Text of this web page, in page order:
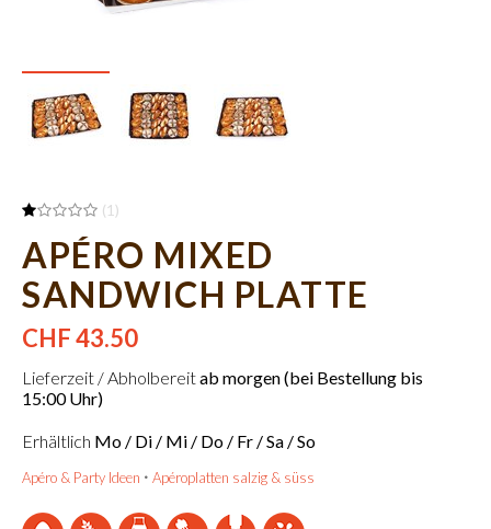
(1)
APÉRO MIXED
SANDWICH PLATTE
CHF 43.50
Lieferzeit / Abholbereitab morgen (bei Bestellung bis
15:00 Uhr)
Erhältlich Mo / Di / Mi / Do / Fr / Sa / So
Apéro & Party Ideen Apéroplatten salzig & süss